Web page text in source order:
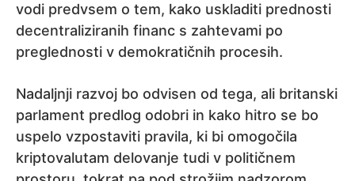
vodi predvsem o tem, kako uskladiti prednosti
decentraliziranih financ s zahtevami po
preglednosti v demokratičnih procesih.
Nadaljnji razvoj bo odvisen od tega, ali britanski
parlament predlog odobri in kako hitro se bo
uspelo vzpostaviti pravila, ki bi omogočila
kriptovalutam delovanje tudi v političnem